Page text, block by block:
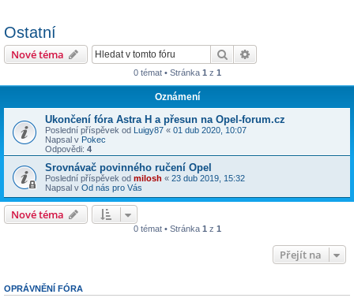
Ostatní
Nové téma Hledat
0 témat • Stránka 1 z 1
Oznámení
Ukončení fóra Astra H a přesun na Opel-forum.cz
Poslední příspěvek od Luigy87 « 01 dub 2020, 10:07
Napsal v Pokec
Odpovědi: 4
Srovnávač povinného ručení Opel
Poslední příspěvek od milosh « 23 dub 2019, 15:32
Napsal v Od nás pro Vás
Nové téma
0 témat • Stránka 1 z 1
Přejít na
OPRÁVNĚNÍ FÓRA